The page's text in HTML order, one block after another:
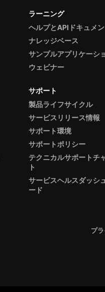
ラーニング
ヘルプとAPIドキュメ
ナレッジベース
サンプルアプリケーシ
ウェビナー
サポート
製品ライフサイクル
サービスリリース情報
サポート環境
サポートポリシー
テクニカルサポートチ
ト
サービスヘルスダッシ
ード
プ